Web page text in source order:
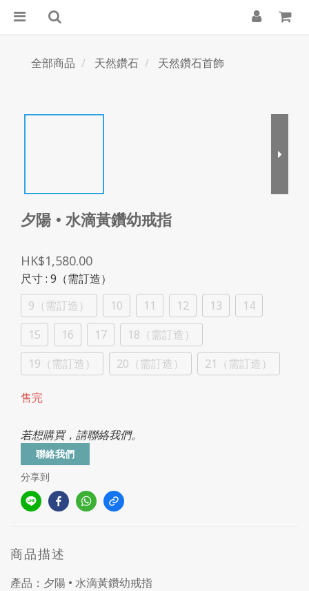
全部商品 天然鑽石 天然鑽石首飾
夕陽 • 水滴黃鑽幼戒指
HK$1,580.00
尺寸: 9（需訂造）
9（需訂造）
10 11 12 13
14
15
16 17
18（需訂造）
19（需訂造）
20（需訂造） 21（需訂造）
售完
若想購買，請聯絡我們。
聯絡我們
分享到
商品描述
產品：夕陽 • 水滴黃鑽幼戒指